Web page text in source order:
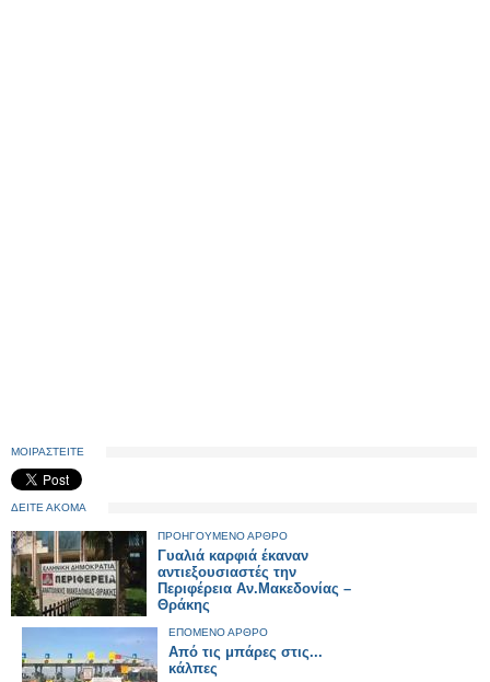
ΜΟΙΡΑΣΤΕΙΤΕ
ΔΕΙΤΕ ΑΚΟΜΑ
ΠΡΟΗΓΟΥΜΕΝΟ ΑΡΘΡΟ
Γυαλιά καρφιά έκαναν
αντιεξουσιαστές την
Περιφέρεια Αν.Μακεδονίας –
Θράκης
ΕΠΟΜΕΝΟ ΑΡΘΡΟ
Από τις μπάρες στις...
κάλπες